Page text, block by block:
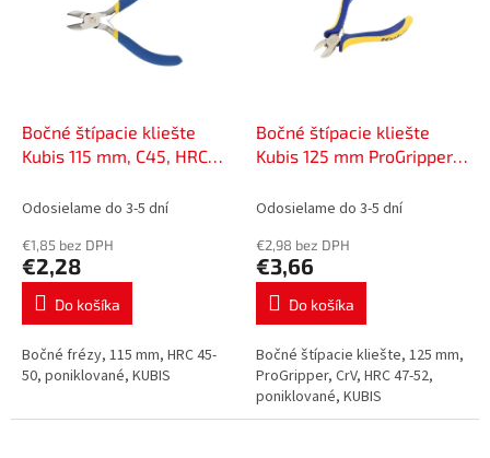
Bočné štípacie kliešte
Kubis 115 mm, C45, HRC
Odosielame do 3-5 dní
€1,85 bez DPH
€2,28
Do košíka
Bočné frézy, 115 mm, HRC 45-
50, poniklované, KUBIS
Bočné štípacie kliešte
Kubis 125 mm ProGripper,
poniklované | 02-03-2112
Odosielame do 3-5 dní
€2,98 bez DPH
€3,66
Do košíka
Bočné štípacie kliešte, 125 mm,
ProGripper, CrV, HRC 47-52,
poniklované, KUBIS